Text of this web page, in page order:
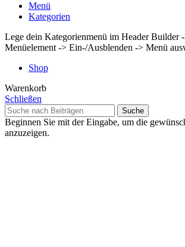
Menü
Kategorien
Lege dein Kategorienmenü im Header
Menüelement -> Ein-/Ausblenden -> Menü
Shop
Warenkorb
Schließen
Suche
Beginnen Sie mit der Eingabe, um die
anzuzeigen.